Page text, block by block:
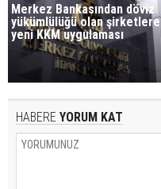
Merkez Bankasından döviz
yükümlülüğü olan şirketlere
yeni KKM uygulaması
HABERE YORUM KAT